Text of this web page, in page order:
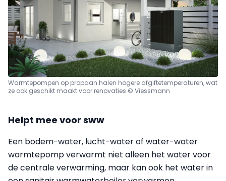
Warmtepompen op propaan halen hogere afgiftetemperaturen, wat
ze ook geschikt maakt voor renovaties © Viessmann
Helpt mee voor sww
Een bodem-water, lucht-water of water-water
warmtepomp verwarmt niet alleen het water voor
de centrale verwarming, maar kan ook het water in